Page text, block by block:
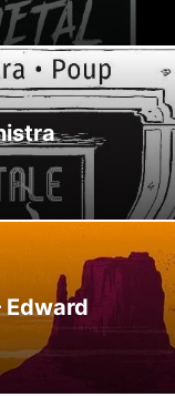
Edward